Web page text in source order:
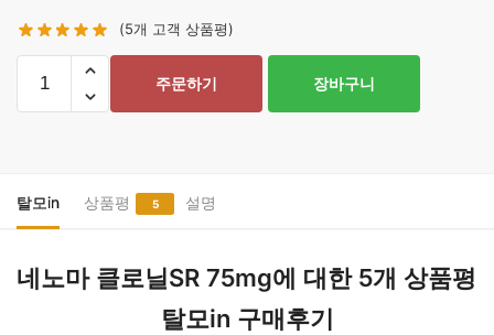
(5개 고객 상품평)
닐
SR
수
주문하기 장바구니
탈모in 상품평 5 설명
네노마 클로닐SR 75mg에 대한 5개 상품평
탈모in 구매후기